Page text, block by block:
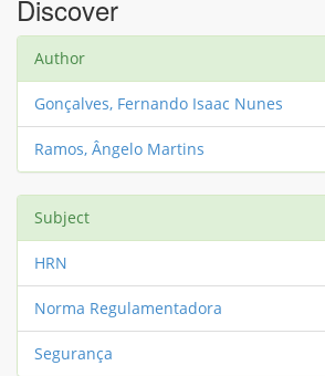
Discover
Author
Gonçalves, Fernando Isaac Nunes
Ramos, Ângelo Martins
Subject
HRN
Norma Regulamentadora
Segurança